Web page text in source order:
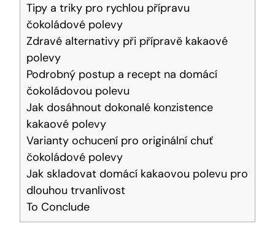
Tipy a triky pro rychlou přípravu
čokoládové polevy
Zdravé alternativy při přípravě kakaové
polevy
Podrobný postup a recept na domácí
čokoládovou polevu
Jak dosáhnout dokonalé konzistence
kakaové polevy
Varianty ochucení pro originální chuť
čokoládové polevy
Jak skladovat domácí kakaovou polevu pro
dlouhou trvanlivost
To Conclude